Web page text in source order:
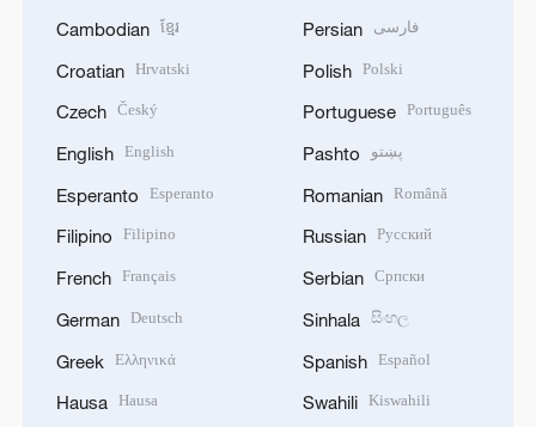
Cambodian ខ្មែរ
Croatian Hrvatski
Czech Český
English English
Esperanto Esperanto
Filipino Filipino
French Français
German Deutsch
Greek Ελληνικά
Hausa Hausa
Persian فارسی
Polish Polski
Portuguese Português
Pashto پښتو
Romanian Română
Russian Русский
Serbian Српски
Sinhala සිංහල
Spanish Español
Swahili Kiswahili